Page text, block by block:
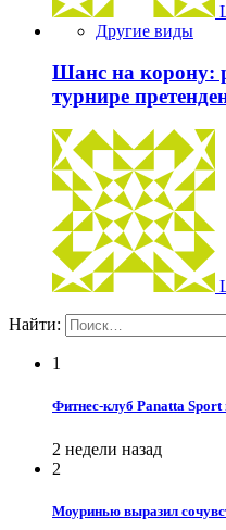
Другие виды
Шанс на корону:
турнире
Найти:
1
Фитнес-клуб Panatta Sport
2 недели назад
2
Моуринью выразил